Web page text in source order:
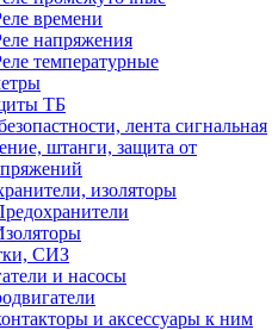
времени
напряжения
температурные
ТБ
лента сигнальная
штанги, защита от
изоляторы
СИЗ
и насосы
и аксессуары к ним